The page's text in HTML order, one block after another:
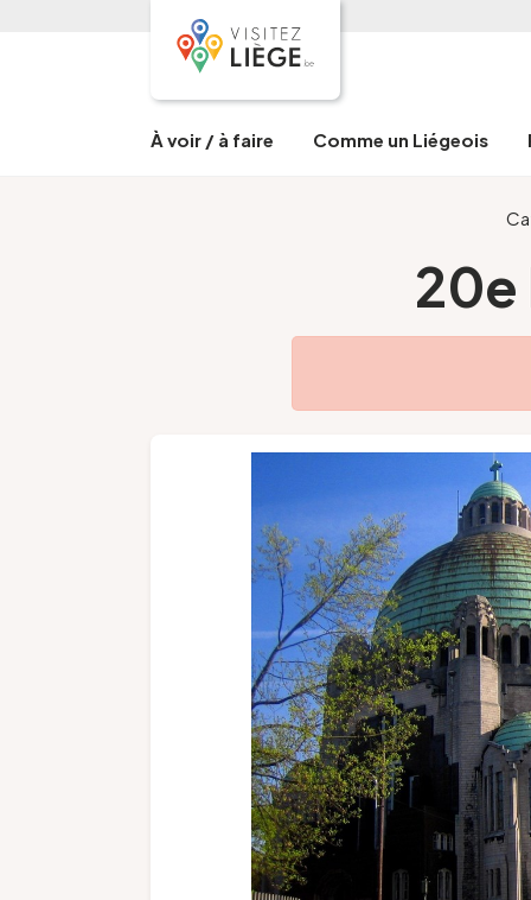
À voir / à faire Comme un Liégeois
20e